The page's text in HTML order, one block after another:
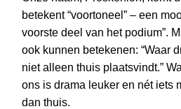
betekent “voortoneel” – een
voorste deel van het podium”.
ook kunnen betekenen: “Waar
niet alleen thuis plaatsvindt.”
ons is drama leuker en nét iets
dan thuis.